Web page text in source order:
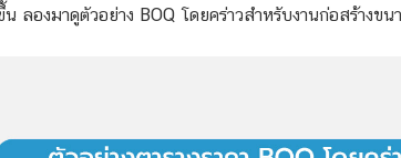
ลองมาดูตัวอย่าง BOQ โดยคร่าวสำหรับงานก่อสร้างขน